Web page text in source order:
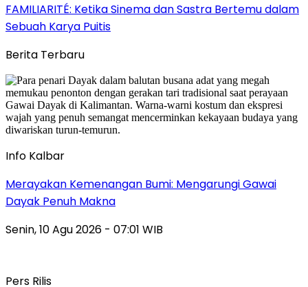
FAMILIARITÉ: Ketika Sinema dan Sastra Bertemu dalam
Sebuah Karya Puitis
Berita Terbaru
Info Kalbar
Merayakan Kemenangan Bumi: Mengarungi Gawai
Dayak Penuh Makna
Senin, 10 Agu 2026 - 07:01 WIB
Pers Rilis